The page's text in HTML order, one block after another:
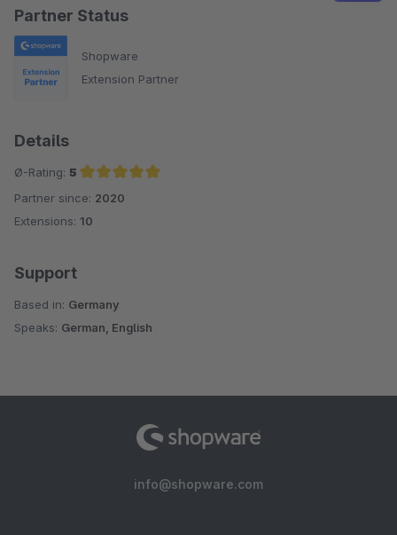
Partner Status
Shopware
Extension Partner
Details
Ø-Rating: 5
Average rating of 5 out of 5 stars
Partner since: 2020
Extensions: 10
Support
Based in: Germany
Speaks: German, English
info@shopware.com